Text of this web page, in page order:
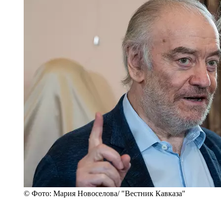
© Фото: Мария Новоселова/ "Вестник Кавказа"